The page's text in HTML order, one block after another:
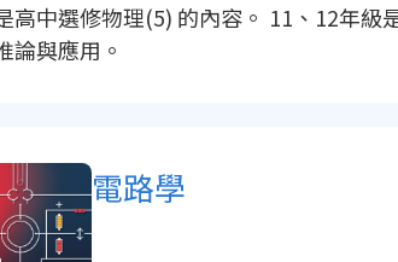
高中選修物理(5) 的內容。 11、12年
論與應用。
電路學